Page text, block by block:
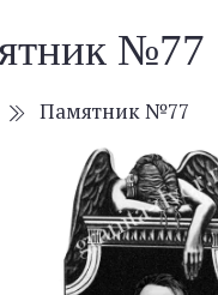
№77
Памятник №77